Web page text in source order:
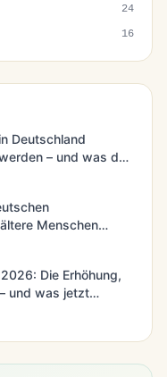
24
16
Deutschland
– und was das
Menschen
Die Erhöhung,
und was jetzt